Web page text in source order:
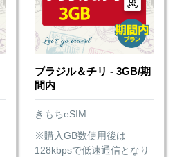
ブラジル＆チリ - 3GB/期
間内
きもちeSIM
※購入GB数使用後は
128kbpsで低速通信となり